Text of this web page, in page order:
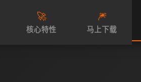
🚀
核心特性
🎆
马上下载